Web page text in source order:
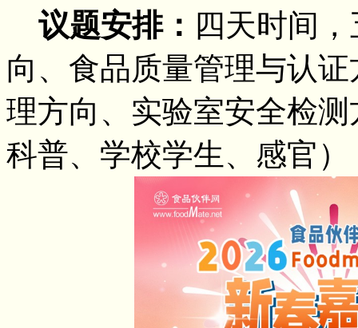
议题安排： 四天时间
向、 食品质量管理与认证
理方向、 实验室安全检
科普、学校学生、感官）